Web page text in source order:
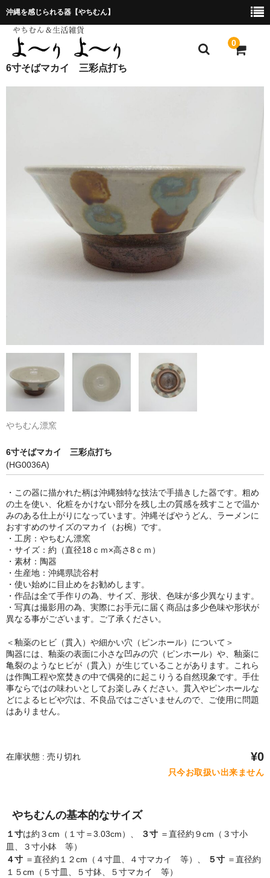
沖縄を感じられる器【やちむん】
0
6寸そばマカイ 三彩点打ち
やちむん漂窯
6寸そばマカイ 三彩点打ち
(HG0036A)
・この器に描かれた柄は沖縄独特な技法で手描きした器です。粗め
の土を使い、化粧をかけない部分を残し土の質感を残すことで温か
みのある仕上がりになっています。沖縄そばやうどん、ラーメンに
おすすめのサイズのマカイ（お椀）です。
・工房：やちむん漂窯
・サイズ：約（直径18ｃｍ×高さ8ｃｍ）
・素材：陶器
・生産地：沖縄県読谷村
・使い始めに目止めをお勧めします。
・作品は全て手作りの為、サイズ、形状、色味が多少異なります。
・写真は撮影用の為、実際にお手元に届く商品は多少色味や形状が
異なる事がございます。ご了承ください。
＜釉薬のヒビ（貫入）や細かい穴（ピンホール）について＞
陶器には、釉薬の表面に小さな凹みの穴（ピンホール）や、釉薬に
亀裂のようなヒビが（貫入）が生じていることがあります。これら
は作陶工程や窯焚きの中で偶発的に起こりうる自然現象です。手仕
事ならではの味わいとしてお楽しみください。貫入やピンホールな
どによるヒビや穴は、不良品ではございませんので、ご使用に問題
はありません。
在庫状態 : 売り切れ ¥0
只今お取扱い出来ません
やちむんの基本的なサイズ
１寸は約３cm（１寸＝3.03cm）、 ３寸 ＝直径約９cm（３寸小
皿、３寸小鉢 等）
４寸 ＝直径約１２cm（４寸皿、４寸マカイ 等）、 ５寸 ＝直径約
１５cm（５寸皿、５寸鉢、５寸マカイ 等）